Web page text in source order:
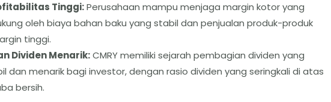
Tinggi:Perusahaan mampu menjaga margin kotor yang
oleh biaya bahan baku yang stabil dan penjualan produk-produk
tinggi.
Dividen Menarik:CMRY memiliki sejarah pembagian dividen yang
dan menarik bagi investor, dengan rasio dividen yang seringkali di atas
bersih.